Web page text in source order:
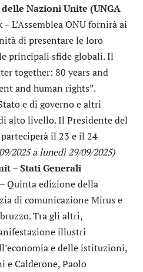
Nazioni Unite (UNGA
– L’Assemblea ONU fornirà ai
di presentare le loro
principali sfide globali. Il
together: 80 years and
and human rights”.
e di governo e altri
alto livello. Il Presidente del
il 23 e il 24
2025 a lunedì 29/09/2025)
– Stati Generali
– Quinta edizione della
di comunicazione Mirus e
Tra gli altri,
illustri
e delle istituzioni,
Calderone, Paolo